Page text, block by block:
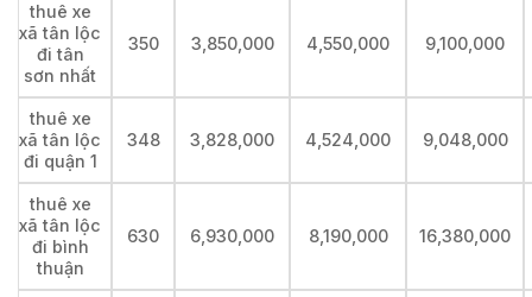
thuê xe
xã tân lộc
đi tân
sơn nhất
350 3,850,000 4,550,000 9,100,000
thuê xe
xã tân lộc
đi quận 1
348 3,828,000 4,524,000 9,048,000
thuê xe
xã tân lộc
đi bình
thuận
630 6,930,000 8,190,000 16,380,000